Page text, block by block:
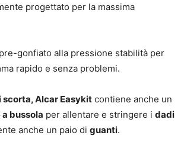
progettato per la massima
gonfiato alla pressione stabilità per
rapido e senza problemi.
scorta, Alcar Easykit contiene anche un
bussola per allentare e stringere i dadi
anche un paio di guanti.